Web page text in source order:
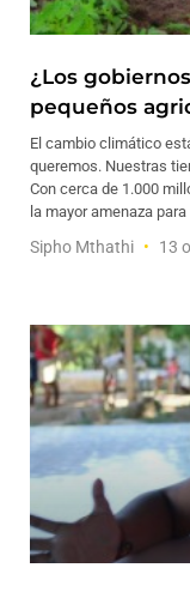
¿Los
pequeños
El cambio climático
queremos. Nuestras
Con cerca de 1.000
la mayor amenaza
Sipho Mthathi 13